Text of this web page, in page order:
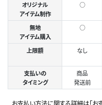
オリジナル
アイテム制作
○
無地
アイテム購入
○
上限額 なし
支払いの
タイミング
商品
発送前